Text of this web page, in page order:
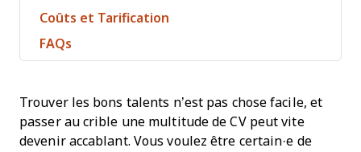
Coûts et Tarification
FAQs
Trouver les bons talents n’est pas chose facile, et
passer au crible une multitude de CV peut vite
devenir accablant. Vous voulez être certain·e de